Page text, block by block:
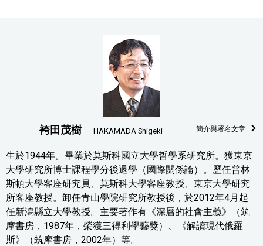
袴田茂樹 HAKAMADA Shigeki 簡介與署名文章
生於1944年。畢業於莫斯科國立大學哲學系研究所。獲東京
大學研究所博士課程學分後退學（國際關係論）。歷任普林
斯頓大學客座研究員、莫斯科大學客座教授、東京大學研究
所客座教授。卸任青山學院研究所教授後，於2012年4月起
任新潟縣立大學教授。主要著作有《深層的社會主義》（筑
摩書房，1987年，榮獲三得利學藝獎）、《解讀現代俄羅
斯》（筑摩書房，2002年）等。